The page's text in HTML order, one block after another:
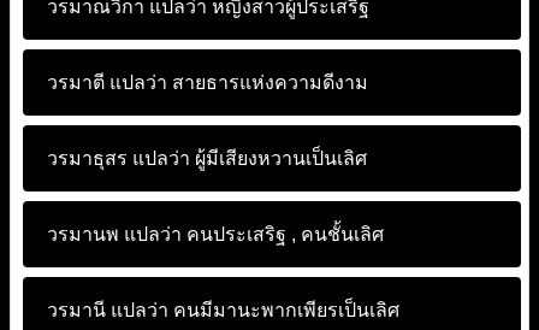
วรมาณวิกา แปลว่า หญิงสาวผู้ประเสริฐ
วรมาตี แปลว่า สายธารแห่งความดีงาม
วรมาธุสร แปลว่า ผู้มีเสียงหวานเป็นเลิศ
วรมานพ แปลว่า คนประเสริฐ , คนชั้นเลิศ
วรมานี แปลว่า คนมีมานะพากเพียรเป็นเลิศ